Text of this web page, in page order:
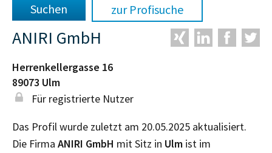
zur Profisuche
ANIRI GmbH
Herrenkellergasse 16
89073 Ulm
Für registrierte Nutzer
Das Profil wurde zuletzt am 20.05.2025 aktualisiert.
Die Firma ANIRI GmbH mit Sitz in Ulm ist im